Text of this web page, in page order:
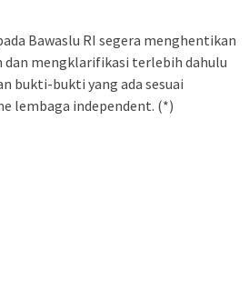
Bawaslu RI segera menghentikan
dan mengklarifikasi terlebih dahulu
bukti-bukti yang ada sesuai
lembaga independent. (*)